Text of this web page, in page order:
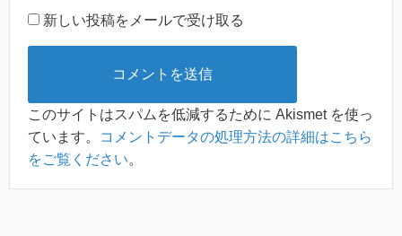
新しい投稿をメールで受け取る
このサイトはスパムを低減するために Akismet を使っ
ています。
コメントデータの処理方法の詳細はこちら
をご覧ください。